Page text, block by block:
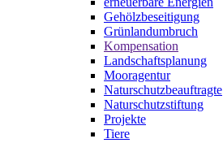
Gehölzbeseitigung
Grünlandumbruch
Kompensation
Landschaftsplanung
Mooragentur
Naturschutzbeauftragte
Naturschutzstiftung
Projekte
Tiere